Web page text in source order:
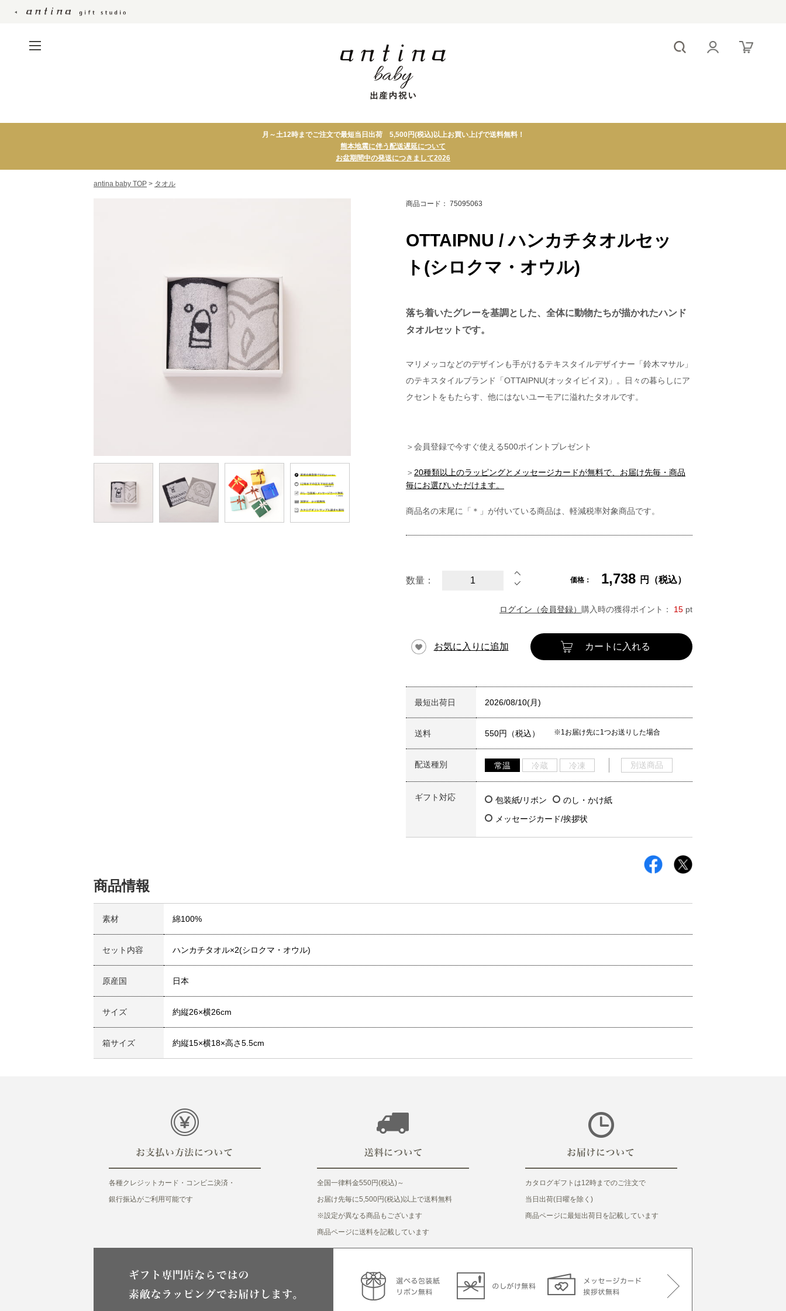
カードカタログ
カタログギフト＋アイテム
テーブルウェア
10,000円
月～土12時までご注文で最短当日出荷 5,500円(税込)以上お買い上げで送料無料！
熊本地震に伴う配送遅延について
お盆期間中の発送につきまして2026
antina baby TOP > タオル
商品コード： 75095063
OTTAIPNU / ハンカチタオルセッ
ト(シロクマ・オウル)
落ち着いたグレーを基調とした、全体に動物たちが描かれたハンド
タオルセットです。
マリメッコなどのデザインも手がけるテキスタイルデザイナー「鈴木マサル」
のテキスタイルブランド「OTTAIPNU(オッタイピイヌ)」。日々の暮らしにア
クセントをもたらす、他にはないユーモアに溢れたタオルです。
＞会員登録で今すぐ使える500ポイントプレゼント
＞ 20種類以上のラッピングとメッセージカードが無料で、お届け先毎・商品
毎にお選びいただけます。
商品名の末尾に「＊」が付いている商品は、軽減税率対象商品です。
数量： 価格： 1,738 円（税込）
ログイン（会員登録） 購入時の獲得ポイント： 15 pt
お気に入りに追加 カートに入れる
最短出荷日 2026/08/10(月)
送料 550円（税込） ※1お届け先に1つお送りした場合
配送種別 常温 冷蔵 冷凍 別送商品
ギフト対応 包装紙/リボン
のし・かけ紙
メッセージカード/挨拶状
商品情報
素材 綿100%
セット内容 ハンカチタオル×2(シロクマ・オウル)
原産国 日本
サイズ 約縦26×横26cm
箱サイズ 約縦15×横18×高さ5.5cm
各種クレジットカード・コンビニ決済・
銀行振込がご利用可能です
全国一律料金550円(税込)～
お届け先毎に5,500円(税込)以上で送料無料
※設定が異なる商品もございます
商品ページに送料を記載しています
カタログギフトは12時までのご注文で
当日出荷(日曜を除く)
商品ページに最短出荷日を記載しています